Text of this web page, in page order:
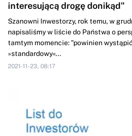
interesującą drogę donikąd"
Szanowni Inwestorzy, rok temu, w
napisaliśmy w liście do Państwa o
tamtym momencie: "powinien
»standardowy«...
2021-11-23, 08:17